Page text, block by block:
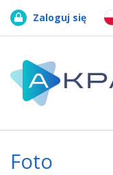
Zaloguj się
Foto